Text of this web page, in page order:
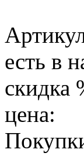
есть в
скидка
цена: